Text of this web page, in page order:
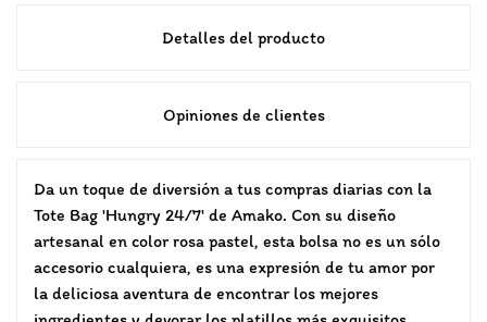
Detalles del producto
Opiniones de clientes
Da un toque de diversión a tus compras diarias con la
Tote Bag 'Hungry 24/7' de Amako. Con su diseño
artesanal en color rosa pastel, esta bolsa no es un sólo
accesorio cualquiera, es una expresión de tu amor por
la deliciosa aventura de encontrar los mejores